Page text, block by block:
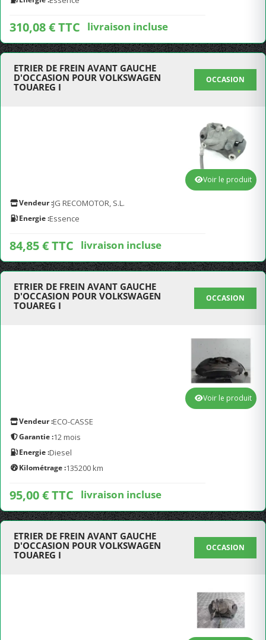
310,08 € TTC livraison incluse
ETRIER DE FREIN AVANT GAUCHE
D'OCCASION POUR VOLKSWAGEN
TOUAREG I
OCCASION
Vendeur :JG RECOMOTOR, S.L.
Energie :Essence
84,85 € TTC livraison incluse
Voir le produit
ETRIER DE FREIN AVANT GAUCHE
D'OCCASION POUR VOLKSWAGEN
TOUAREG I
OCCASION
Vendeur :ECO-CASSE
Garantie :12 mois
Energie :Diesel
Kilométrage :135200 km
95,00 € TTC livraison incluse
Voir le produit
ETRIER DE FREIN AVANT GAUCHE
D'OCCASION POUR VOLKSWAGEN
TOUAREG I
OCCASION